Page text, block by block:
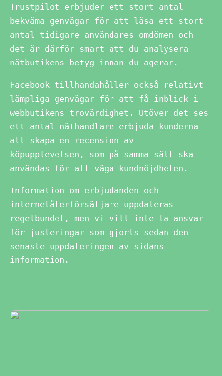
Trustpilot erbjuder ett stort antal
bekväma genvägar för att läsa ett stort
antal tidigare användares omdömen och
det är därför smart att du analysera
nätbutikens betyg innan du agerar.
Facebook tillhandahåller också relativt
lämpliga genvägar för att få inblick i
webbutikens trovärdighet. Utöver det ses
ett antal näthandlare erbjuda kunderna
att skapa en recension av
köpupplevelsen, som på samma sätt ska
användas för att väga kundnöjdheten.
Information om erbjudanden och
internetåterförsäljare uppdateras
regelbundet, men vi vill inte ta ansvar
för justeringar som gjorts sedan den
senaste uppdateringen av sidans
information.